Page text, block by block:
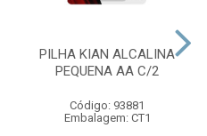
PILHA KIAN ALCALINA
PEQUENA AA C/2
Código: 93881
Embalagem: CT1